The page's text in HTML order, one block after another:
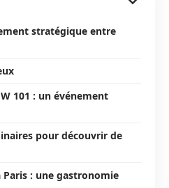
stratégique entre
101 : un événement
pour découvrir de
Paris : une gastronomie